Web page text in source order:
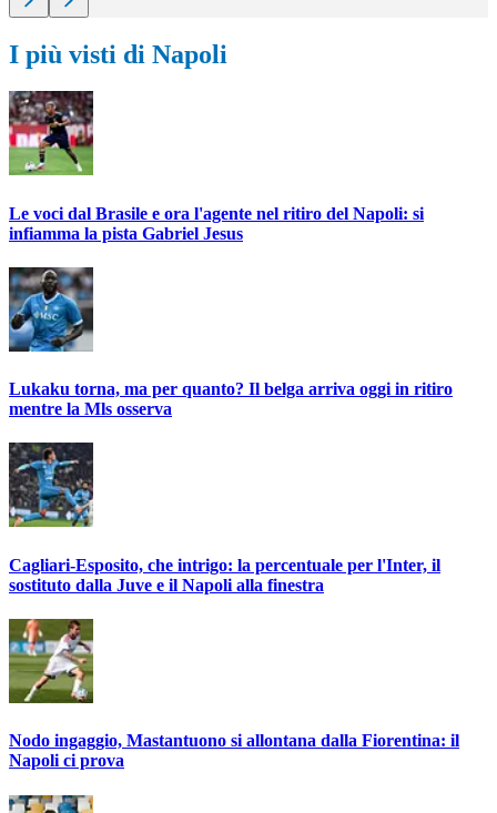
I più visti di Napoli
Le voci dal Brasile e ora l'agente nel ritiro del Napoli: si
infiamma la pista Gabriel Jesus
Lukaku torna, ma per quanto? Il belga arriva oggi in ritiro
mentre la Mls osserva
Cagliari-Esposito, che intrigo: la percentuale per l'Inter, il
sostituto dalla Juve e il Napoli alla finestra
Nodo ingaggio, Mastantuono si allontana dalla Fiorentina: il
Napoli ci prova